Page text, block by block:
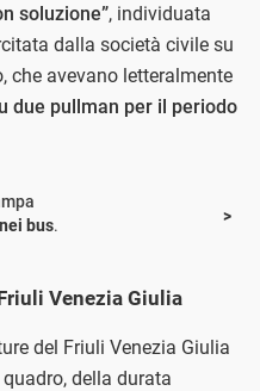
soluzione”, individuata
dalla società civile su
che avevano letteralmente
due pullman per il periodo
bus.
Venezia Giulia
del Friuli Venezia Giulia
della durata